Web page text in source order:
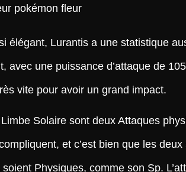
élégant, Lurantis a une statistique
avec une puissance d’attaque de
vite pour avoir un grand impact.
Solaire sont deux Attaques
et c’est bien que les
Physiques, comme son Sp.